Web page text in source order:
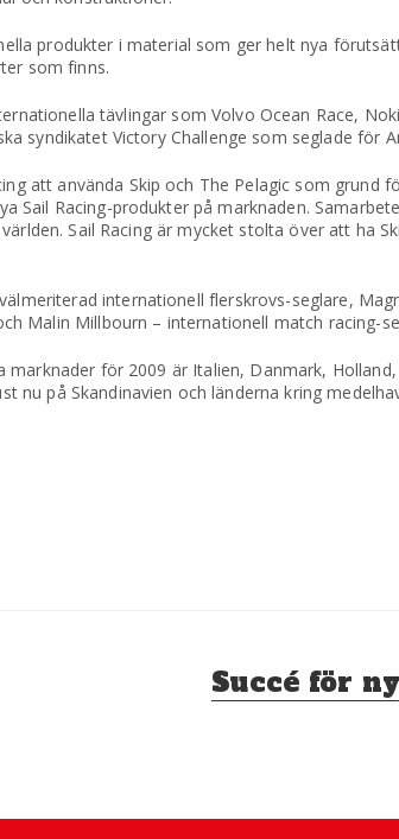
produkter i material som ger helt nya
som finns.
tävlingar som Volvo Ocean Race,
syndikatet Victory Challenge som seglade för
att använda Skip och The Pelagic som grund
Racing-produkter på marknaden.
Sail Racing är mycket stolta över att ha
internationell flerskrovs-seglare,
Malin Millbourn – internationell match racing-
marknader för 2009 är Italien, Danmark,
nu på Skandinavien och länderna kring
Nästa
inlägg:
Succé för